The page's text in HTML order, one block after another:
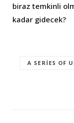
biraz temkinli
kadar gidecek?
A SERIES OF